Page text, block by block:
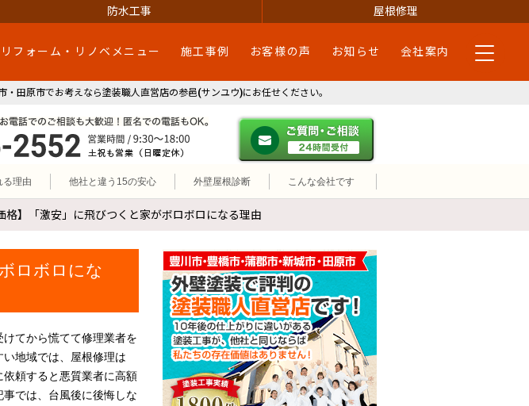
防水工事 屋根修理
リフォーム・リノベメニュー 施工事例 お客様の声 お知らせ 会社案内
田原市でお考えなら塗装職人直営店の参邑(サンユウ)にお任せください。
邑(サンユウ)｜豊川市・豊橋市・蒲郡市・新城市・田原市
市・新城市・田原市 メールやパソコンが苦手な方は、お電話でのご相談も大歓迎！
0533-56-2552 営業時間：午前9時30分～午後6時 土祝も営業(日曜定休)
る理由 他社と違う15の安心 外壁屋根診断 こんな会社です
格】「激安」に飛びつくと家がボロボロになる理由
ロボロにな
てから慌てて修理業者を
地域では、屋根修理は
依頼すると悪質業者に高額
では、台風後に後悔しな